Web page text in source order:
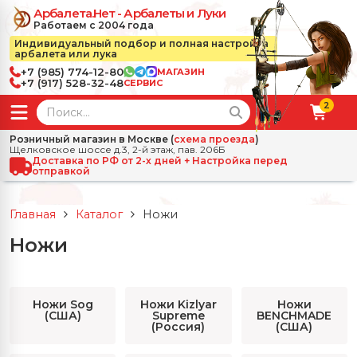
Арбалета.Нет - Арбалеты и Луки
Работаем с 2004 года
Индивидуальный подбор и полная настройка
арбалета или лука
+7 (985) 774-12-80 МАГАЗИН
+7 (917) 528-32-48СЕРВИС
2
Розничный магазин в Москве (схема проезда)
Щелковское шоссе д.3, 2-й этаж, пав. 206Б
Доставка по РФ от 2-х дней + Настройка перед
отправкой
← Назад ✕
Арбалеты
Рекурсивные арбалеты
✕
луки
боеприпасы
для арбалетов
Аксессуары
Ножи
Главная Каталог Ножи
Ножи
Ножи Sog
(США)
Ножи Kizlyar
Supreme
(Россия)
Ножи
BENCHMADE
(США)